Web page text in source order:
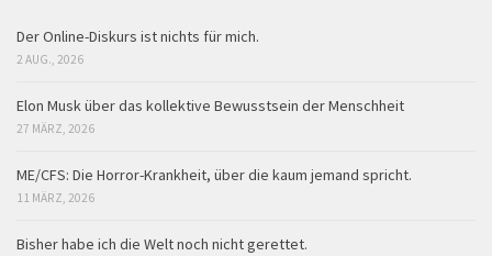
Der Online-Diskurs ist nichts für mich.
2 AUG., 2026
Elon Musk über das kollektive Bewusstsein der Menschheit
27 MÄRZ, 2026
ME/CFS: Die Horror-Krankheit, über die kaum jemand spricht.
11 MÄRZ, 2026
Bisher habe ich die Welt noch nicht gerettet.